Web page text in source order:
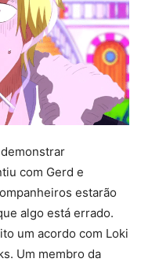
com Gerd e
estarão
algo está errado.
um acordo com Loki
Um membro da